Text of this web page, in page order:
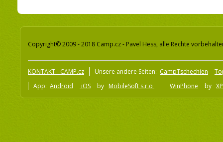
Copyright© 2009 - 2018 Camp.cz - Pavel Hess, alle Rechte
KONTAKT - CAMP.cz Unsere andere Seiten: CampTschechien
App: Android iOS by MobileSoft s.r.o WinPhone by